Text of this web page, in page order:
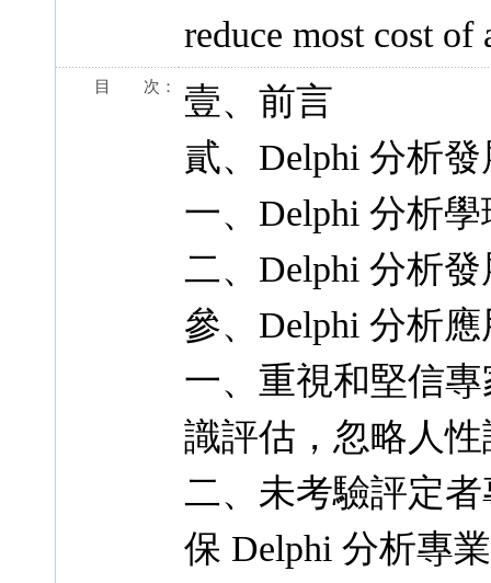
reduce most cost of
目 次：
壹、前言
貳、Delphi 分析
一、Delphi 分析
二、Delphi 分析
參、Delphi 分析
一、重視和堅信
識評估，忽略人
二、未考驗評定
保 Delphi 分析專